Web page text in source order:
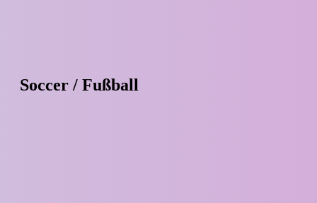
Soccer / Fußball